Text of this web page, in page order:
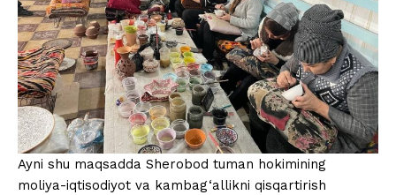
Ayni shu maqsadda Sherobod tuman hokimining
moliya-iqtisodiyot va kambag‘allikni qisqartirish